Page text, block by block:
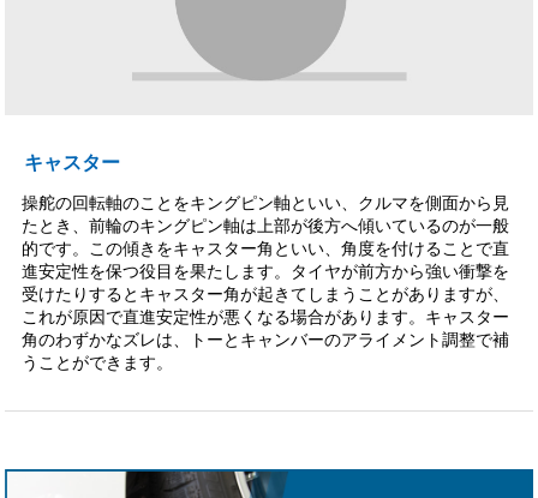
キャスター
操舵の回転軸のことをキングピン軸といい、クルマを側面から見
たとき、前輪のキングピン軸は上部が後方へ傾いているのが一般
的です。この傾きをキャスター角といい、角度を付けることで直
進安定性を保つ役目を果たします。タイヤが前方から強い衝撃を
受けたりするとキャスター角が起きてしまうことがありますが、
これが原因で直進安定性が悪くなる場合があります。キャスター
角のわずかなズレは、トーとキャンバーのアライメント調整で補
うことができます。